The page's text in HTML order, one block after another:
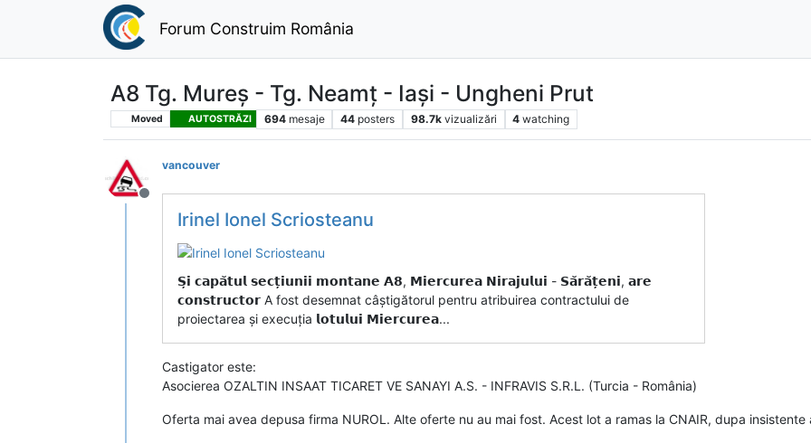
Forum Construim România
A8 Tg. Mureș - Tg. Neamț - Iași - Ungheni Prut
Moved AUTOSTRĂZI 694 mesaje 44 posters 98.7k vizualizări 4 watching
Deconectat
vancouver
Irinel Ionel Scriosteanu
𝗦̦𝗶 𝗰𝗮𝗽𝗮̆𝘁𝘂𝗹 𝘀𝗲𝗰𝘁̦𝗶𝘂𝗻𝗶𝗶 𝗺𝗼𝗻𝘁𝗮𝗻𝗲 𝗔𝟴, 𝗠𝗶𝗲𝗿𝗰𝘂𝗿𝗲𝗮 𝗡𝗶𝗿𝗮𝗷𝘂𝗹𝘂𝗶 - 𝗦𝗮̆𝗿𝗮̆𝘁̦𝗲𝗻𝗶, 𝗮𝗿𝗲
𝗰𝗼𝗻𝘀𝘁𝗿𝘂𝗰𝘁𝗼𝗿 A fost desemnat câștigătorul pentru atribuirea contractului de
proiectarea și execuția 𝗹𝗼𝘁𝘂𝗹𝘂𝗶 𝗠𝗶𝗲𝗿𝗰𝘂𝗿𝗲𝗮...
Castigator este:
Asocierea OZALTIN INSAAT TICARET VE SANAYI A.S. - INFRAVIS S.R.L. (Turcia - România)
Oferta mai avea depusa firma NUROL. Alte oferte nu au mai fost. Acest lot a ramas la CNAIR, dupa insistente